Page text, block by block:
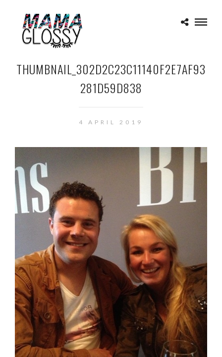
THUMBNAIL_302D2C23C11140F2E7AF93
281D59D838
4 APRIL 2019